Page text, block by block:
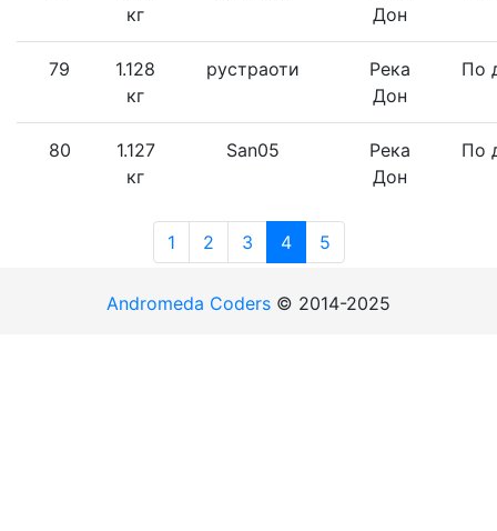
кг
Дон
79
1.128
кг
рустраоти
Река
Дон
По
80
1.127
кг
San05
Река
Дон
По
1 2 3 4 5
Andromeda Coders © 2014-2025